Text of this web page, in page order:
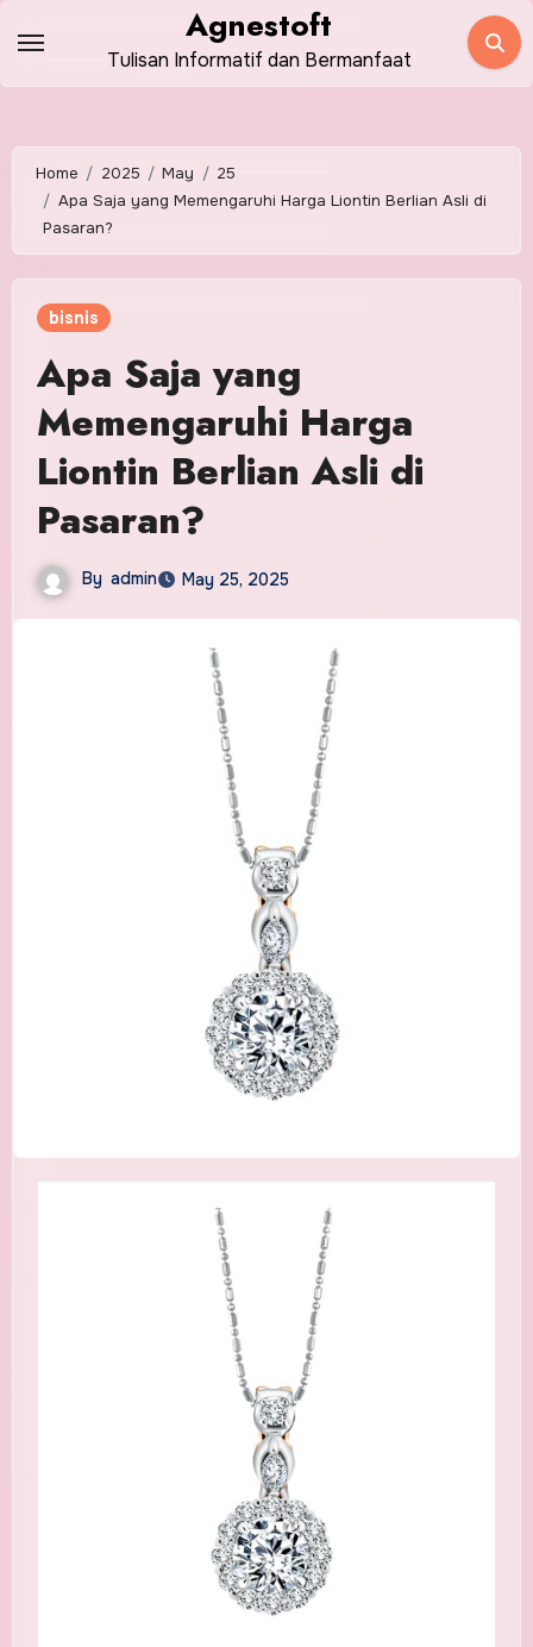
content
Agnestoft
Tulisan Informatif dan Bermanfaat
Home 2025 May
25
Apa Saja yang Memengaruhi Harga Liontin Berlian Asli di
Pasaran?
bisnis
Apa Saja yang
Memengaruhi Harga
Liontin Berlian Asli di
Pasaran?
By admin May 25, 2025